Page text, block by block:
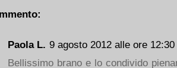
Paola L. 9 agosto 2012 alle ore 12:30
Bellissimo brano e lo condivido